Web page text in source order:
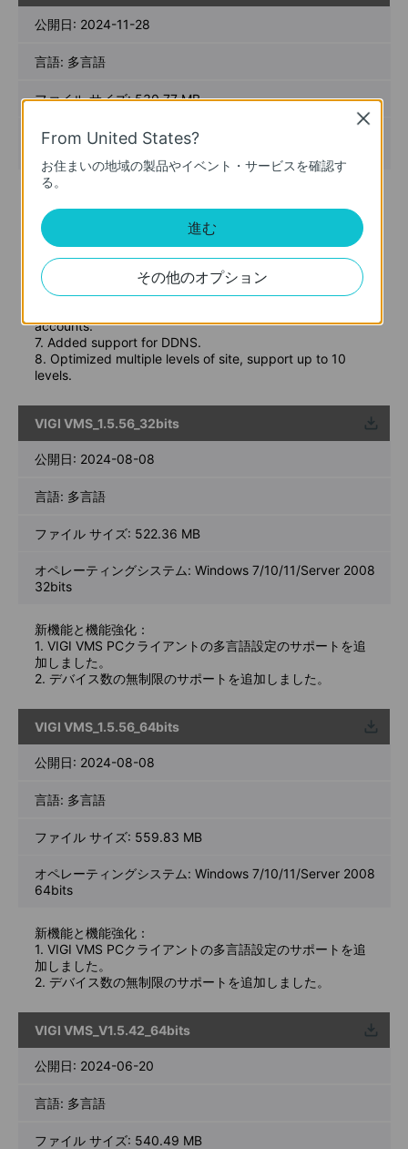
ード
公開日: 2024-11-28
言語: 多言語
ファイル サイズ:530.77 MB
オペレーティングシステム: Windows 7/10/11/Server 2008
1. Optimized playback module.
2. Added support for custom alert.
3. Optimized device management module.
4. Optimized device map and design tool module.
5. Added support for device maintenance and device
maintenance history module.
accounts.
7. Added support for DDNS.
8. Optimized multiple levels of site, support up to 10
levels.
VIGI VMS_1.5.56_32bits
ウンロ
ード
公開日: 2024-08-08
言語: 多言語
ファイル サイズ: 522.36 MB
オペレーティングシステム: Windows 7/10/11/Server 2008
32bits
新機能と機能強化：
1. VIGI VMS PCクライアントの多言語設定のサポートを追
加しました。
2. デバイス数の無制限のサポートを追加しました。
VIGI VMS_1.5.56_64bits
ウンロ
ード
公開日: 2024-08-08
言語: 多言語
ファイル サイズ: 559.83 MB
オペレーティングシステム: Windows 7/10/11/Server 2008
64bits
新機能と機能強化：
1. VIGI VMS PCクライアントの多言語設定のサポートを追
加しました。
2. デバイス数の無制限のサポートを追加しました。
VIGI VMS_V1.5.42_64bits
ウンロ
ード
公開日: 2024-06-20
言語: 多言語
ファイル サイズ: 540.49 MB
From United States?
お住まいの地域の製品やイベント・サービスを確認す
る。
進む
その他のオプション
Close